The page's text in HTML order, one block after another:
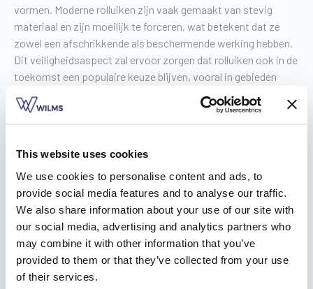
This website uses cookies
We use cookies to personalise content and ads, to
provide social media features and to analyse our traffic.
We also share information about your use of our site with
our social media, advertising and analytics partners who
may combine it with other information that you’ve
provided to them or that they’ve collected from your use
of their services.
vormen. Moderne rolluiken zijn vaak gemaakt van stevig
materiaal en zijn moeilijk te forceren, wat betekent dat ze
zowel een afschrikkende als beschermende werking hebben.
Dit veiligheidsaspect zal ervoor zorgen dat rolluiken ook in de
toekomst een populaire keuze blijven, vooral in gebieden
waar inbraak en vandalisme een zorg zijn.
vooral in dichtbevolkte gebieden. Rolluiken bieden hierin een
eenvoudige maar effectieve oplossing. Zeblokkeren het
zicht van buitenafvolledig, wat zorgt voor een veilige en
intieme leefomgeving. Dit geldt zowel overdag als 's nachts,
in tegenstelling tot andere zonweringsopties zoals gordijnen
of screens, die vaak enige transparantie behouden.